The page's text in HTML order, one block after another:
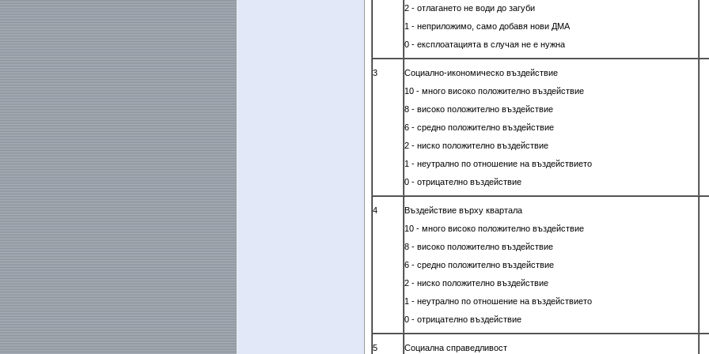
2 - отлагането не води до загуби
1 - неприложимо, само добавя нови ДМА
0 - експлоатацията в случая не е нужна
3
Социално-икономическо въздействие
10 - много високо положително въздействие
8 - високо положително въздействие
6 - средно положително въздействие
2 - ниско положително въздействие
1 - неутрално по отношение на въздействието
0 - отрицателно въздействие
4
Въздействие върху квартала
10 - много високо положително въздействие
8 - високо положително въздействие
6 - средно положително въздействие
2 - ниско положително въздействие
1 - неутрално по отношение на въздействието
0 - отрицателно въздействие
5 Социална справедливост